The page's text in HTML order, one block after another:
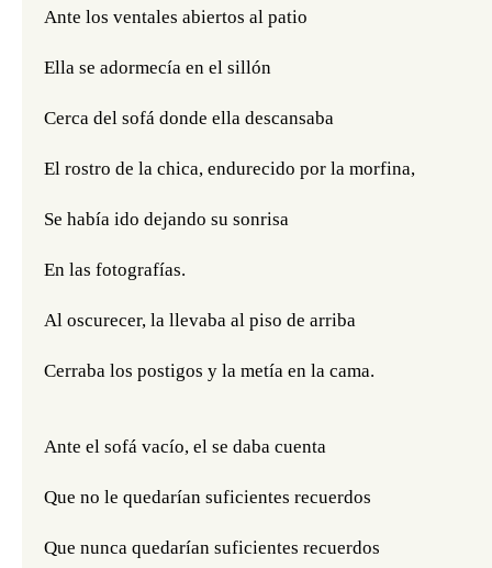
Ante los ventales abiertos al patio
Ella se adormecía en el sillón
Cerca del sofá donde ella descansaba
El rostro de la chica, endurecido por la morfina,
Se había ido dejando su sonrisa
En las fotografías.
Al oscurecer, la llevaba al piso de arriba
Cerraba los postigos y la metía en la cama.
Ante el sofá vacío, el se daba cuenta
Que no le quedarían suficientes recuerdos
Que nunca quedarían suficientes recuerdos